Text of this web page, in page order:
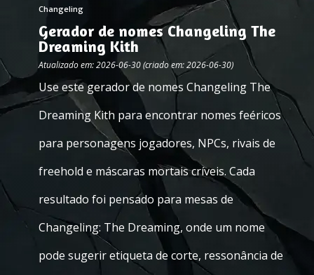
Changeling
Gerador de nomes Changeling The
Dreaming Kith
Atualizado em: 2026-06-30 (criado em: 2026-06-30)
Use este gerador de nomes Changeling The
Dreaming Kith para encontrar nomes feéricos
para personagens jogadores, NPCs, rivais de
freehold e máscaras mortais críveis. Cada
resultado foi pensado para mesas de
Changeling: The Dreaming, onde um nome
pode sugerir etiqueta de corte, ressonância de